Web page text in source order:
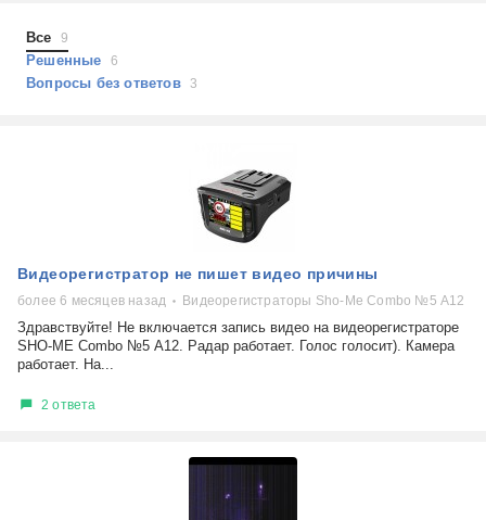
Все 9
Решенные 6
Вопросы без ответов 3
Видеорегистратор не пишет видео причины
более 6 месяцев назад Видеорегистраторы Sho-Me Combo №5 А12
Здравствуйте! Не включается запись видео на видеорегистраторе
SHO-ME Combo №5 А12. Радар работает. Голос голосит). Камера
работает. На...
2 ответа